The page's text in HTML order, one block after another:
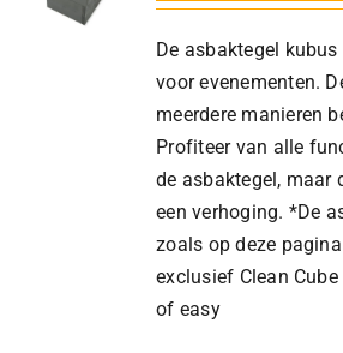
De asbaktegel
voor evenementen.
meerdere manieren
Profiteer van alle
de asbaktegel, maar
een verhoging. *De
zoals op deze
exclusief Clean
of easy